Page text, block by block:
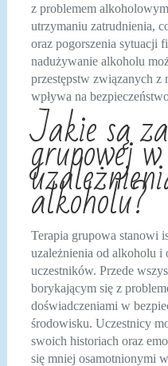
z problemem
utrzymaniu zatrudnienia,
oraz pogorszenia sytuacji
nadużywanie alkoholu
przestępstw związanych z
wpływa na
Jakie są
grupowej
alkoholu?
Terapia grupowa stanowi
uzależnienia od alkoholu i
uczestników. Przede
borykającym się z
doświadczeniami w
środowisku. Uczestnicy
swoich historiach oraz
się mniej osamotnionymi